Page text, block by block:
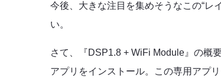
今後、大きな注目を集めそうなこの“レ
い。
さて、『DSP1.8 + WiFi Module』の概
アプリをインストール。この専用アプ